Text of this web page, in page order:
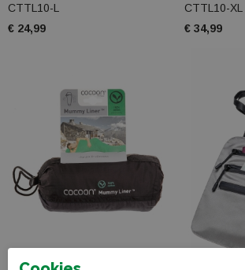
CTTL10-L
€ 24,99
CTTL10-XL
€ 34,99